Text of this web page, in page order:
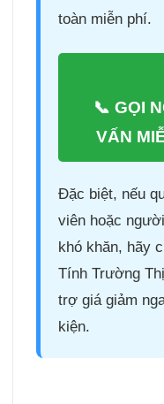
toàn miễn phí.
📞 GỌI
VẤN
Đặc biệt, nếu
viên hoặc
khó khăn, hãy
Tính Trường
trợ giá giảm
kiện.